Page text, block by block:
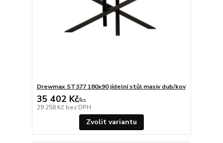
Drewmax ST377 180x90 jídelní stůl masiv dub/kov
35 402 Kč/ks
29 258 Kč bez DPH
Zvolit variantu